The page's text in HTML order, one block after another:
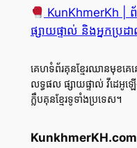
KunKhmerKh | ព័
ផ្សាយផ្ទាល់ និងអ្នកប្រដ
គេហទំព័រគុនខ្មែរឈានមុខគេន
លទ្ធផល ផ្សាយផ្ទាល់ វីដេអូ
ក្លឹបគុនខ្មែរទូទាំងប្រទេស។
KunkhmerKH.com |